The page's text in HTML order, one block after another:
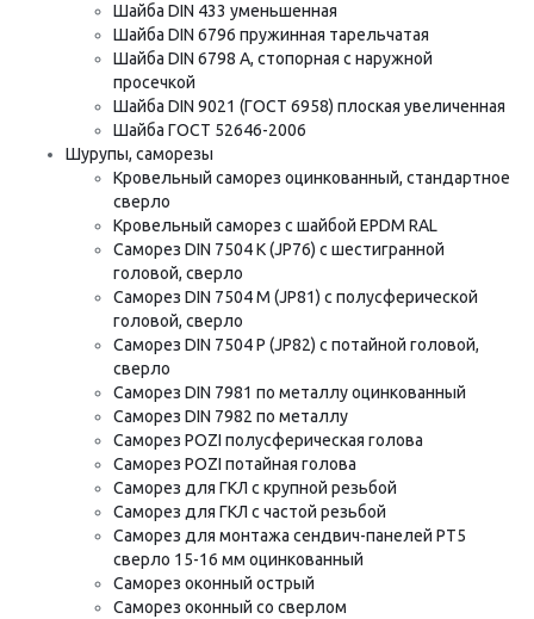
Шайба DIN 433 уменьшенная
Шайба DIN 6796 пружинная тарельчатая
Шайба DIN 6798 A, стопорная с наружной
просечкой
Шайба DIN 9021 (ГОСТ 6958) плоская увеличенная
Шайба ГОСТ 52646-2006
Шурупы, саморезы
Кровельный саморез оцинкованный, стандартное
сверло
Кровельный саморез с шайбой EPDM RAL
Саморез DIN 7504 K (JP76) с шестигранной
головой, сверло
Саморез DIN 7504 M (JP81) с полусферической
головой, сверло
Саморез DIN 7504 P (JP82) с потайной головой,
сверло
Саморез DIN 7981 по металлу оцинкованный
Саморез DIN 7982 по металлу
Саморез POZI полусферическая голова
Саморез POZI потайная голова
Саморез для ГКЛ с крупной резьбой
Саморез для ГКЛ с частой резьбой
Саморез для монтажа сендвич-панелей РТ5
сверло 15-16 мм оцинкованный
Саморез оконный острый
Саморез оконный со сверлом